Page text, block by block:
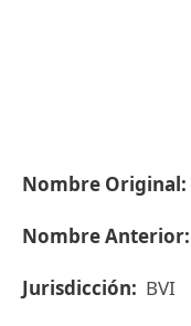
Nombre Original:
Nombre Anterior:
Jurisdicción: BVI